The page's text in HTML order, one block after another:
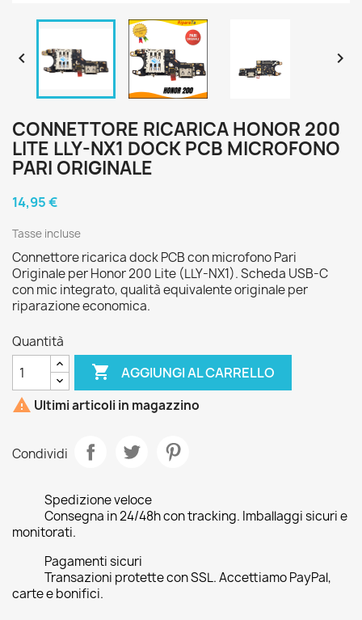
 
CONNETTORE RICARICA HONOR 200
LITE LLY-NX1 DOCK PCB MICROFONO
PARI ORIGINALE
14,95 €
Tasse incluse
Connettore ricarica dock PCB con microfono Pari
Originale per Honor 200 Lite (LLY-NX1). Scheda USB-C
con mic integrato, qualità equivalente originale per
riparazione economica.
Quantità
 AGGIUNGI AL CARRELLO
 Ultimi articoli in magazzino
Condividi
Spedizione veloce
Consegna in 24/48h con tracking. Imballaggi sicuri e
monitorati.
Pagamenti sicuri
Transazioni protette con SSL. Accettiamo PayPal,
carte e bonifici.